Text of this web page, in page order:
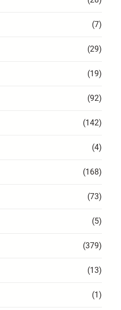
(7)
(29)
(19)
(92)
(142)
(4)
(168)
(73)
(5)
(379)
(13)
(1)